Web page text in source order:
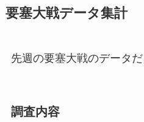
要塞大戦データ集計
先週の要塞大戦のデータだ
調査内容